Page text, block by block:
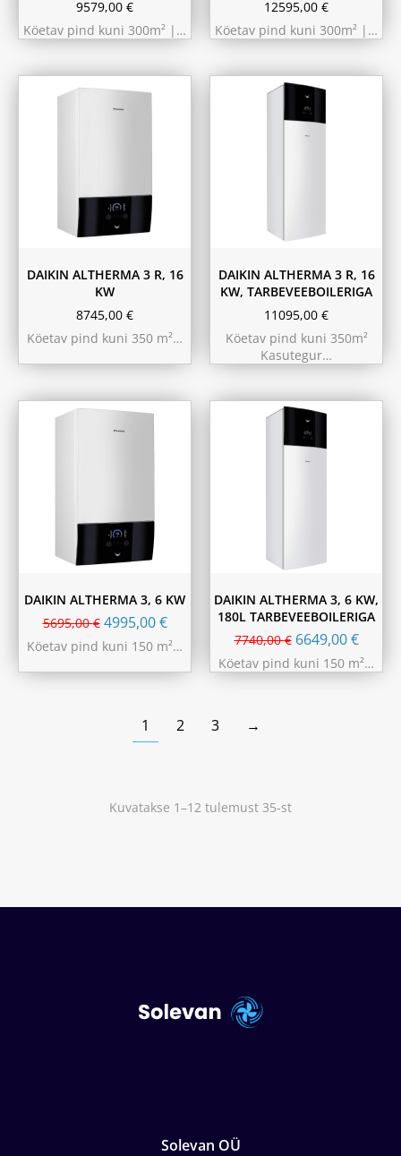
9579,00 €
Köetav pind kuni 300m² |…
12595,00 €
Köetav pind kuni 300m² |…
DAIKIN ALTHERMA 3 R, 16
KW
8745,00 €
Köetav pind kuni 350 m²…
230L
DAIKIN ALTHERMA 3 R, 16
KW, TARBEVEEBOILERIGA
11095,00 €
Köetav pind kuni 350m²
Kasutegur…
DAIKIN ALTHERMA 3, 6 KW
5695,00€ 4995,00€
Köetav pind kuni 150 m²…
DAIKIN ALTHERMA 3, 6 KW,
180L TARBEVEEBOILERIGA
7740,00€ 6649,00€
Köetav pind kuni 150 m²…
1 2 3 →
Kuvatakse 1–12 tulemust 35-st
Solevan OÜ